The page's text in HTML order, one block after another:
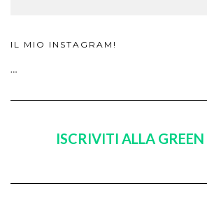
IL MIO INSTAGRAM!
…
ISCRIVITI ALLA GREEN